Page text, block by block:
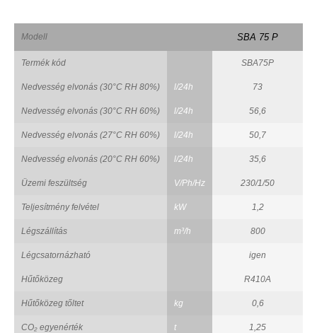
Modell SBA 75 P
Termék kód SBA75P
Nedvesség elvonás (30°C RH 80%) l/24h 73
Nedvesség elvonás (30°C RH 60%) l/24h 56,6
Nedvesség elvonás (27°C RH 60%) l/24h 50,7
Nedvesség elvonás (20°C RH 60%) l/24h 35,6
Üzemi feszültség V/Ph/Hz 230/1/50
Teljesítmény felvétel kW 1,2
Légszállítás m³/h 800
Légcsatornázható igen
Hűtőközeg R410A
Hűtőközeg tőltet kg 0,6
CO₂ egyenérték t 1,25